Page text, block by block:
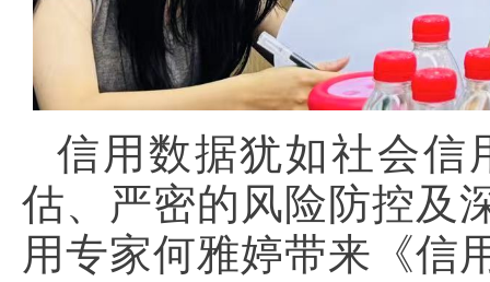
信用数据犹如社会信
估、严密的风险防控及
用专家何雅婷带来《信